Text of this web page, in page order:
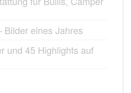
Bilder eines Jahres
und 45 Highlights auf